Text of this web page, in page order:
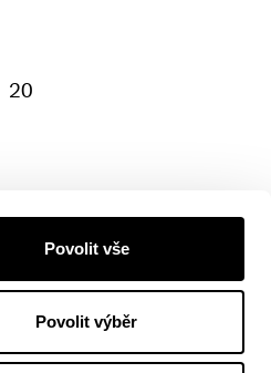
Povolit vše
Povolit výběr
20